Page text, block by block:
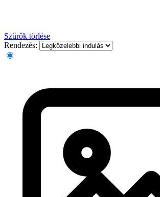
Szűrők törlése
Rendezés: